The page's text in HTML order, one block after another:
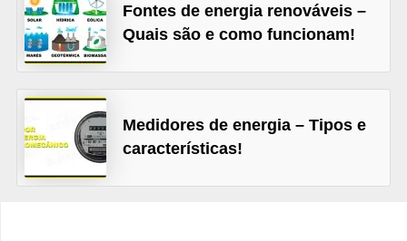
Fontes de energia renováveis –
Quais são e como funcionam!
Medidores de energia – Tipos e
características!
i
t
o
s
e
e